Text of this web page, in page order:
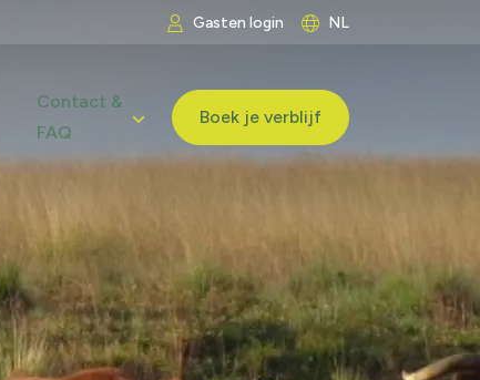
Gasten login NL
Contact &
FAQ
Boek je verblijf